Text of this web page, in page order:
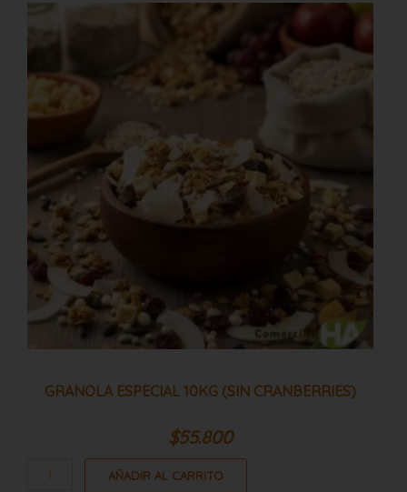
GRANOLA ESPECIAL 10KG (SIN CRANBERRIES)
$55.800
(sin
cranberries)
AÑADIR AL CARRITO